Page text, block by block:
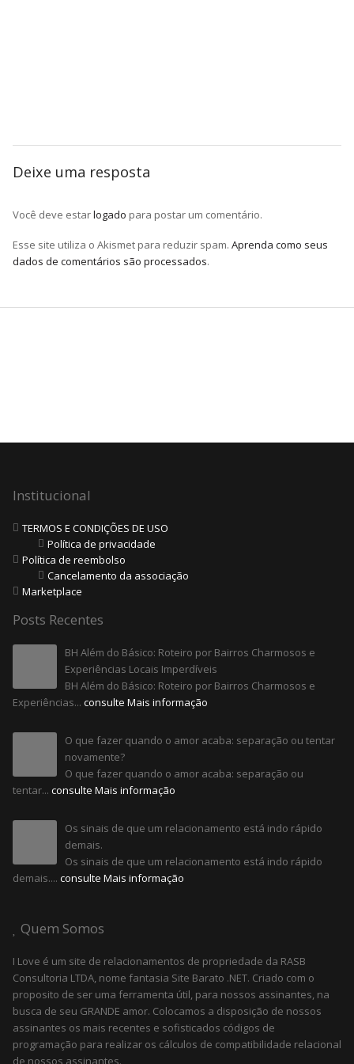
Deixe uma resposta
Você deve estarlogado para postar um comentário.
Esse site utiliza o Akismet para reduzir spam. Aprenda como seus
dados de comentários são processados.
Institucional
TERMOS E CONDIÇÕES DE USO
Política de privacidade
Política de reembolso
Cancelamento da associação
Marketplace
Posts Recentes
BH Além do Básico: Roteiro por Bairros Charmosos e
Experiências Locais Imperdíveis
BH Além do Básico: Roteiro por Bairros Charmosos e
Experiências... consulte Mais informação
O que fazer quando o amor acaba: separação ou tentar
novamente?
O que fazer quando o amor acaba: separação ou
tentar... consulte Mais informação
Os sinais de que um relacionamento está indo rápido
demais.
Os sinais de que um relacionamento está indo rápido
demais.... consulte Mais informação
Quem Somos
I Love é um site de relacionamentos de propriedade da RASB
Consultoria LTDA, nome fantasia Site Barato .NET. Criado com o
proposito de ser uma ferramenta útil, para nossos assinantes, na
busca de seu GRANDE amor. Colocamos a disposição de nossos
assinantes os mais recentes e sofisticados códigos de
programação para realizar os cálculos de compatibilidade relacional
de nossos assinantes.